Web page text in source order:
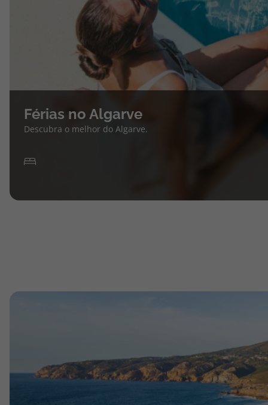
Férias no Algarve
Descubra o melhor do Algarve.